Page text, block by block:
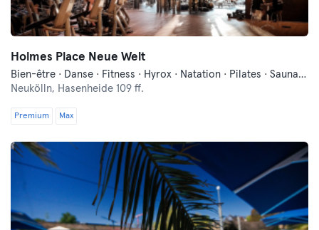
Holmes Place Neue Welt
Bien-être · Danse · Fitness · Hyrox · Natation · Pilates · Sauna · Yoga
Neukölln, Hasenheide 109 ff.
Premium Max